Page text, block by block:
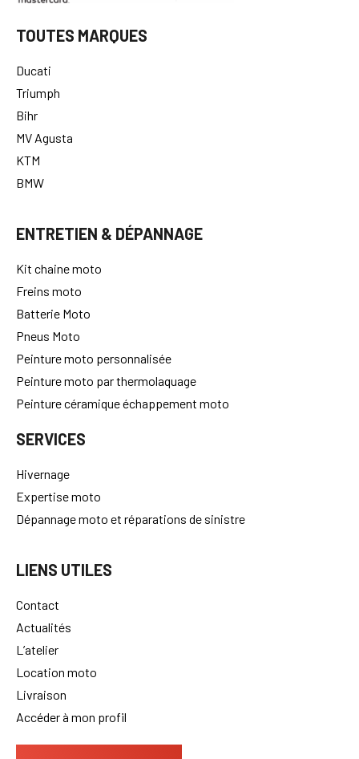
TOUTES MARQUES
Ducati
Triumph
Bihr
MV Agusta
KTM
BMW
ENTRETIEN & DÉPANNAGE
Kit chaine moto
Freins moto
Batterie Moto
Pneus Moto
Peinture moto personnalisée
Peinture moto par thermolaquage
Peinture céramique échappement moto
SERVICES
Hivernage
Expertise moto
Dépannage moto et réparations de sinistre
LIENS UTILES
Contact
Actualités
L’atelier
Location moto
Livraison
Accéder à mon profil